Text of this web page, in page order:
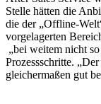
Stelle hätten die
die der „Offline-
vorgelagerten
„bei weitem nicht
Prozessschritte.
gleichermaßen gut